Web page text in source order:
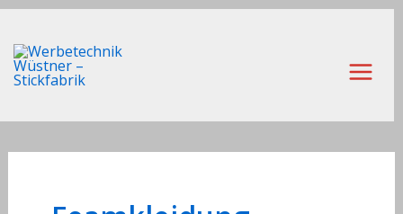
Zum
springen
Main
Menu